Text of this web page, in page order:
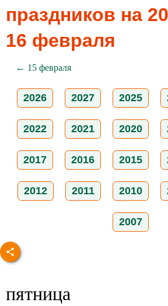
праздников на
16 февраля
← 15 февраля
2026 2027 2025
2022 2021 2020
2017 2016 2015
2012 2011 2010
2007
пятница